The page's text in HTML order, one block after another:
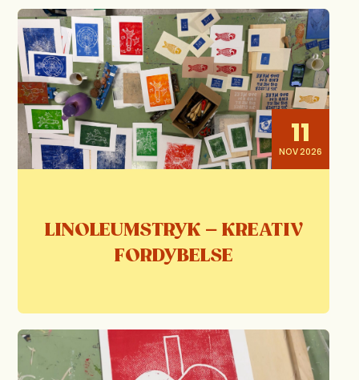
11
NOV 2026
LINOLEUMSTRYK – KREATIV
FORDYBELSE